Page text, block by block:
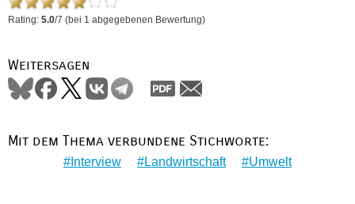
Rating: 5.0/7 (bei 1 abgegebenen Bewertung)
Weitersagen
Mit dem Thema verbundene Stichworte:
Interview Landwirtschaft Umwelt